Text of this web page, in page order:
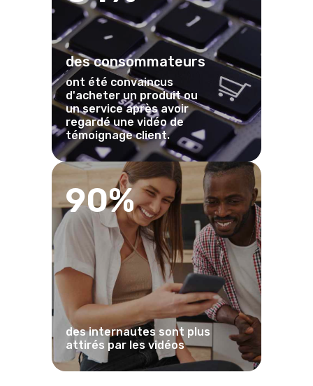
des consommateurs
ont été convaincus
d'acheter un produit ou
un service après avoir
regardé une vidéo de
témoignage client.
90%
des internautes sont plus
attirés par les vidéos